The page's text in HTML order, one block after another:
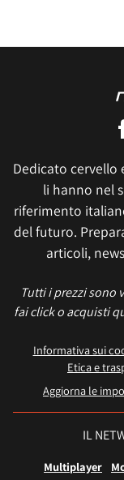
Dedicato
li hanno nel
riferimento
del futuro.
articoli,
Tutti i prezzi sono
fai click o acquisti
Informativa sui
Etica e
Aggiorna le
IL
Multiplayer